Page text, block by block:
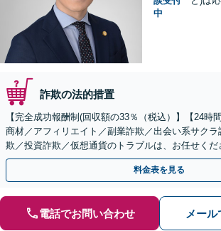
中
詐欺の法的措置
【完全成功報酬制(回収額の33％（税込）】【24時
商材／アフィリエイト／副業詐欺／出会い系サク
欺／投資詐欺／仮想通貨のトラブルは、お任せくだ
のみで解決も可能！
料金表を見る
電話でお問い合わせ メー